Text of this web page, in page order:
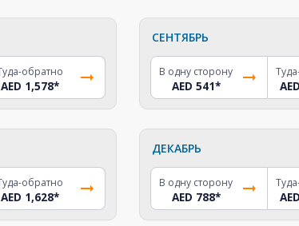
обратно
AED 1,578*
СЕНТЯБРЬ
В одну сторону
AED 541*
обратно
AED 1,628*
ДЕКАБРЬ
В одну сторону
AED 788*